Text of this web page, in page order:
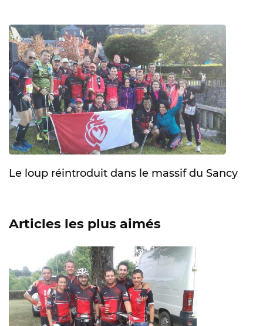
Le loup réintroduit dans le massif du Sancy
Articles les plus aimés